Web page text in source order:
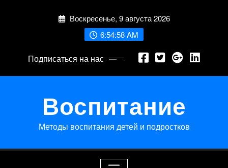
Воскресенье, 9 августа 2026
6:54:59 AM
Подписаться на нас
Воспитание
Методы воспитания детей и подростков